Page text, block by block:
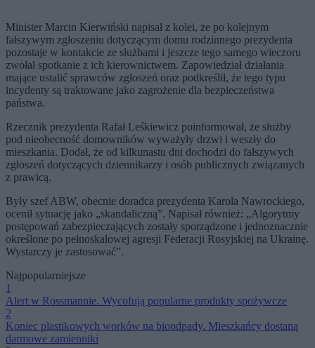
Minister Marcin Kierwiński napisał z kolei, że po kolejnym
fałszywym zgłoszeniu dotyczącym domu rodzinnego prezydenta
pozostaje w kontakcie ze służbami i jeszcze tego samego wieczoru
zwołał spotkanie z ich kierownictwem. Zapowiedział działania
mające ustalić sprawców zgłoszeń oraz podkreślił, że tego typu
incydenty są traktowane jako zagrożenie dla bezpieczeństwa
państwa.
Rzecznik prezydenta Rafał Leśkiewicz poinformował, że służby
pod nieobecność domowników wyważyły drzwi i weszły do
mieszkania. Dodał, że od kilkunastu dni dochodzi do fałszywych
zgłoszeń dotyczących dziennikarzy i osób publicznych związanych
z prawicą.
Były szef ABW, obecnie doradca prezydenta Karola Nawrockiego,
ocenił sytuację jako „skandaliczną”. Napisał również: „Algorytmy
postępowań zabezpieczających zostały sporządzone i jednoznacznie
określone po pełnoskalowej agresji Federacji Rosyjskiej na Ukrainę.
Wystarczy je zastosować”.
Najpopularniejsze
1
Alert w Rossmannie. Wycofują popularne produkty spożywcze
2
Koniec plastikowych worków na bioodpady. Mieszkańcy dostaną
darmowe zamienniki